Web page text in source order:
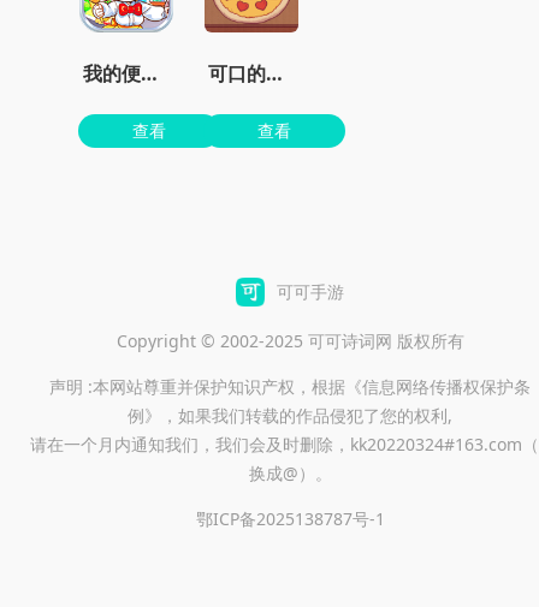
我的便利店红包版
查看
可口的披萨美味的披萨无限金币无限钻石版
查看
可可手游
Copyright © 2002-2025 可可诗词网 版权所有
声明 :本网站尊重并保护知识产权，根据《信息网络传播权保护条
例》，如果我们转载的作品侵犯了您的权利,
请在一个月内通知我们，我们会及时删除，kk20220324#163.com
换成@）。
鄂ICP备2025138787号-1